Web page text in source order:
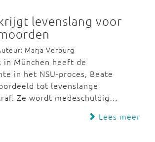
levenslang voor
Marja Verburg
in München heeft de
in het NSU-proces, Beate
tot levenslange
Ze wordt medeschuldig…
Lees meer